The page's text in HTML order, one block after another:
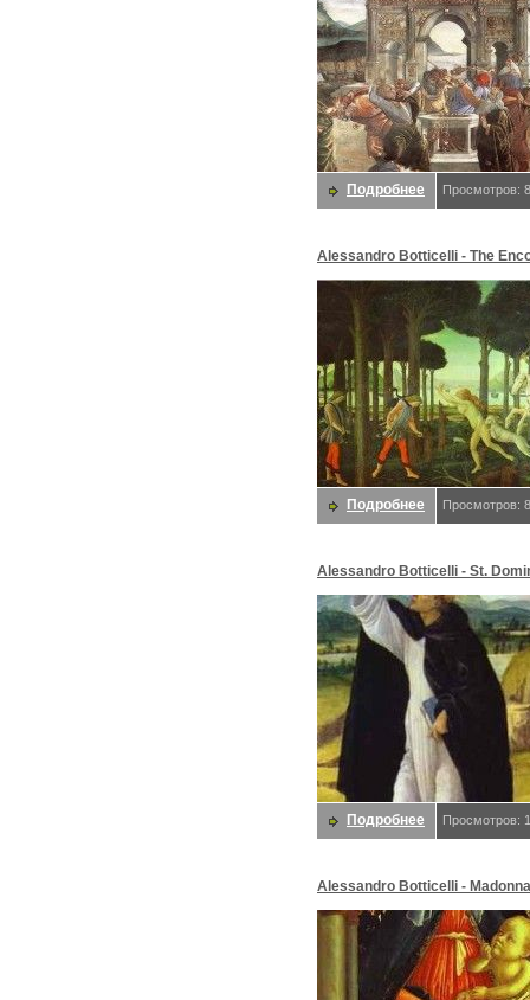
Подробнее Просмотров:
Alessandro Botticelli - The
with the Damned in the Pine
Боттичелли, Alessandro
Подробнее Просмотров:
Alessandro Botticelli - St.
Боттичелли, Alessandro
Подробнее Просмотров:
Alessandro Botticelli -
Rosegarden. Боттичелли,